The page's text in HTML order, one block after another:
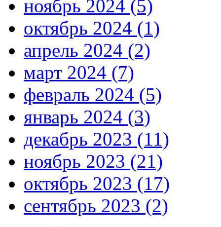
ноябрь 2024 (5)
октябрь 2024 (1)
апрель 2024 (2)
март 2024 (7)
февраль 2024 (5)
январь 2024 (3)
декабрь 2023 (11)
ноябрь 2023 (21)
октябрь 2023 (17)
сентябрь 2023 (2)